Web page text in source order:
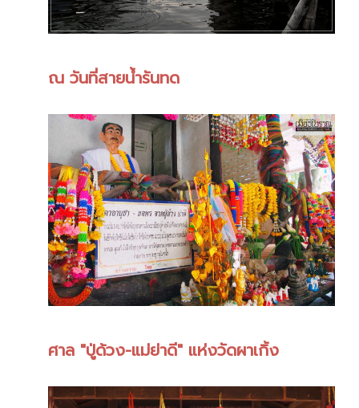
ณ วันที่สายน้ำรันทด
ศาล "ปู่ด้วง-แม่ย่าดี" แห่งวัดผาเกิ้ง